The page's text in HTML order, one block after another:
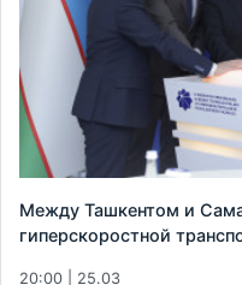
Между Ташкентом и
гиперскоростной
20:00 | 25.03